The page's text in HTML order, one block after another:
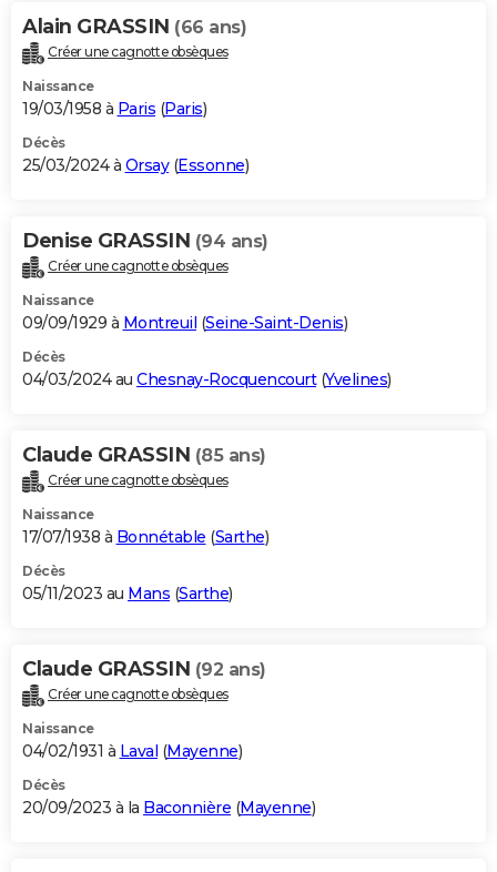
Alain GRASSIN (66 ans)
Créer une cagnotte obsèques
Naissance
19/03/1958 à Paris (Paris)
Décès
25/03/2024 à Orsay(Essonne)
Denise GRASSIN (94 ans)
Créer une cagnotte obsèques
Naissance
09/09/1929 à Montreuil (Seine-Saint-Denis)
Décès
04/03/2024 au Chesnay-Rocquencourt(Yvelines)
Claude GRASSIN (85 ans)
Créer une cagnotte obsèques
Naissance
17/07/1938 à Bonnétable (Sarthe)
Décès
05/11/2023 au Mans (Sarthe)
Claude GRASSIN (92 ans)
Créer une cagnotte obsèques
Naissance
04/02/1931 à Laval (Mayenne)
Décès
20/09/2023 à la Baconnière (Mayenne)